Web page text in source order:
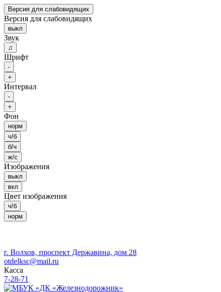
Версия для слабовидящих
Версия для слабовидящих
выкл
Звук
♫
Шрифт
-
+
Интервал
-
+
Фон
норм
ч/б
б/ч
ж/с
Изображения
выкл
вкл
Цвет изображения
ч/б
норм
г. Волхов, проспект Державина, дом 28
otdelksc@mail.ru
Касса
7-28-71